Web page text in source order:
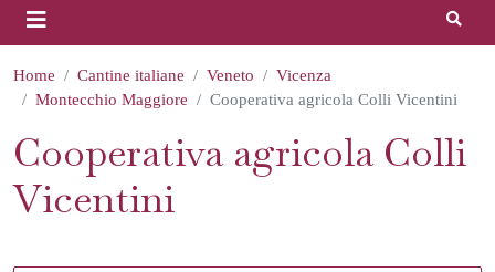
Home Cantine italiane Veneto
Vicenza
Montecchio Maggiore
Cooperativa agricola Colli Vicentini
Cooperativa agricola Colli
Vicentini